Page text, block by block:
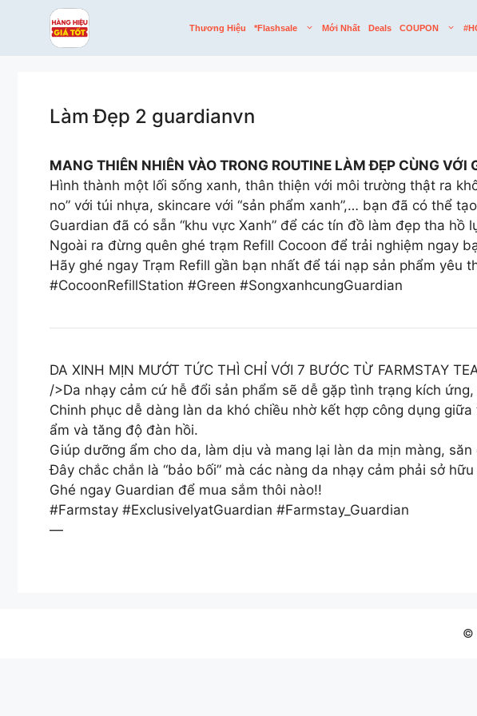
Thương Hiệu *flashsale Mới Nhất Deals COUPON
Làm Đẹp 2 guardianvn
MANG THIÊN NHIÊN VÀO TRONG ROUTINE LÀM ĐẸP CÙNG VỚI
Hình thành một lối sống xanh, thân thiện với môi trường thật ra
no” với túi nhựa, skincare với “sản phẩm xanh”,… bạn đã có thể
Guardian đã có sẵn “khu vực Xanh” để các tín đồ làm đẹp tha
Ngoài ra đừng quên ghé trạm Refill Cocoon để trải nghiệm ngay
Hãy ghé ngay Trạm Refill gần bạn nhất để tái nạp sản phẩm yêu
#CocoonRefillStation #Green #SongxanhcungGuardian
DA XINH MỊN MƯỚT TỨC THÌ CHỈ VỚI 7 BƯỚC TỪ FARMSTAY
/>Da nhạy cảm cứ hễ đổi sản phẩm sẽ dễ gặp tình trạng kích
Chinh phục dễ dàng làn da khó chiều nhờ kết hợp công dụng
ẩm và tăng độ đàn hồi.
Giúp dưỡng ẩm cho da​, làm dịu và mang lại làn da mịn màng,
Đây chắc chắn là “bảo bối” mà các nàng da nhạy cảm phải sở
Ghé ngay Guardian để mua sắm thôi nào!!
#Farmstay #ExclusivelyatGuardian #Farmstay_Guardian
—
©